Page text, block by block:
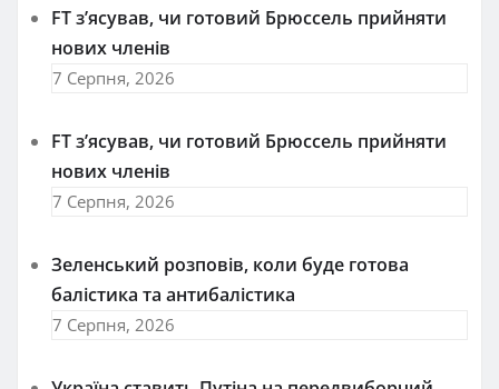
FT зʼясував, чи готовий Брюссель прийняти
нових членів
7 Серпня, 2026
FT зʼясував, чи готовий Брюссель прийняти
нових членів
7 Серпня, 2026
Зеленський розповів, коли буде готова
балістика та антибалістика
7 Серпня, 2026